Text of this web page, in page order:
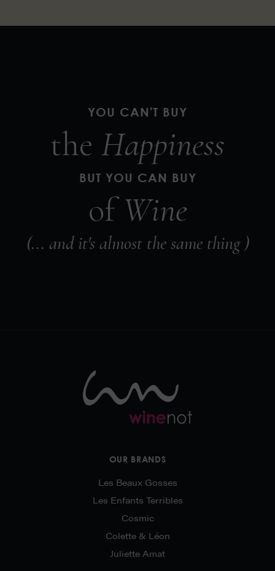
YOU CAN'T BUY
the Happiness
BUT YOU CAN BUY
ofWine
(... and it's almost the same thing )
OUR BRANDS
Les Beaux Gosses
Les Enfants Terribles
Cosmic
Colette & Léon
Juliette Amat